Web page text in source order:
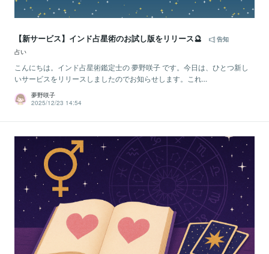
【新サービス】インド占星術のお試し版をリリース🔮
告知
占い
こんにちは。インド占星術鑑定士の 夢野咲子 です。今日は、ひとつ新し
いサービスをリリースしましたのでお知らせします。これ...
夢野咲子
2025/12/23 14:54